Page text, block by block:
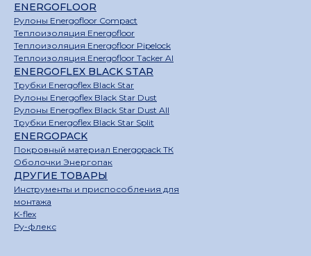
ENERGOFLOOR
Рулоны Energofloor Compact
Теплоизоляция Energofloor
Теплоизоляция Energofloor Pipelock
Теплоизоляция Energofloor Tacker Al
ENERGOFLEX BLACK STAR
Трубки Energoflex Black Star
Рулоны Energoflex Black Star Dust
Рулоны Energoflex Black Star Dust All
Трубки Energoflex Black Star Split
ENERGOPACK
Покровный материал Energopack ТК
Оболочки Энергопак
ДРУГИЕ ТОВАРЫ
Инструменты и приспособления для
монтажа
K-flex
Ру-флекс